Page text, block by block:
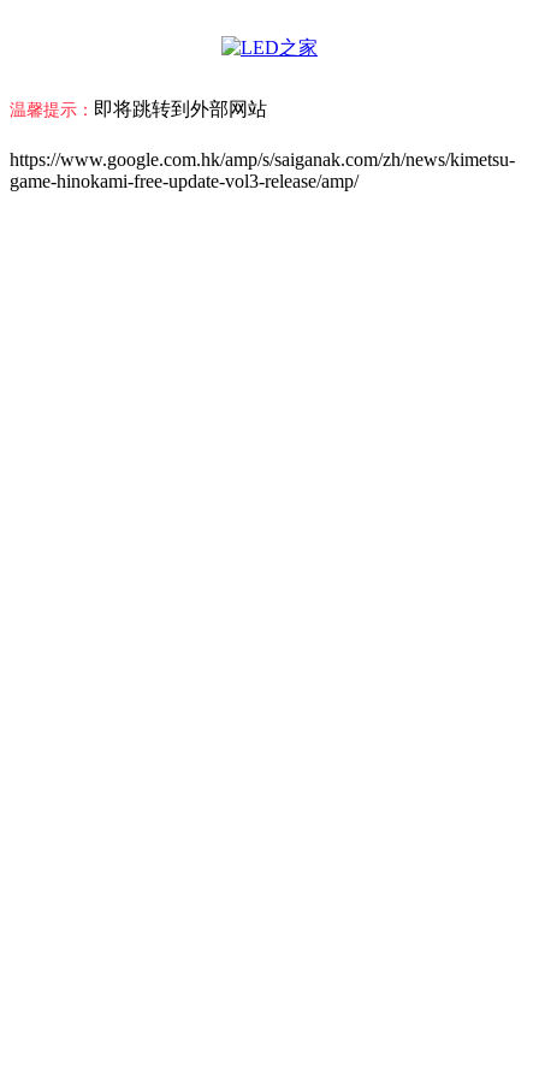
温馨提示： 即将跳转到外部网站
https://www.google.com.hk/amp/s/saiganak.com/zh/news/kimetsu-
game-hinokami-free-update-vol3-release/amp/